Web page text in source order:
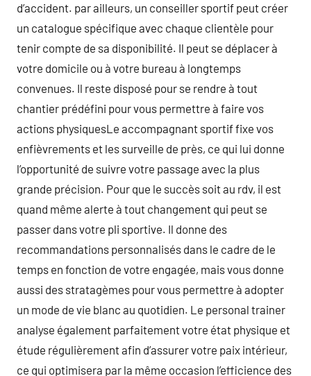
d’accident. par ailleurs, un conseiller sportif peut créer
un catalogue spécifique avec chaque clientèle pour
tenir compte de sa disponibilité. Il peut se déplacer à
votre domicile ou à votre bureau à longtemps
convenues. Il reste disposé pour se rendre à tout
chantier prédéfini pour vous permettre à faire vos
actions physiquesLe accompagnant sportif fixe vos
enfièvrements et les surveille de près, ce qui lui donne
l’opportunité de suivre votre passage avec la plus
grande précision. Pour que le succès soit au rdv, il est
quand même alerte à tout changement qui peut se
passer dans votre pli sportive. Il donne des
recommandations personnalisés dans le cadre de le
temps en fonction de votre engagée, mais vous donne
aussi des stratagèmes pour vous permettre à adopter
un mode de vie blanc au quotidien. Le personal trainer
analyse également parfaitement votre état physique et
étude régulièrement afin d’assurer votre paix intérieur,
ce qui optimisera par la même occasion l’efficience des